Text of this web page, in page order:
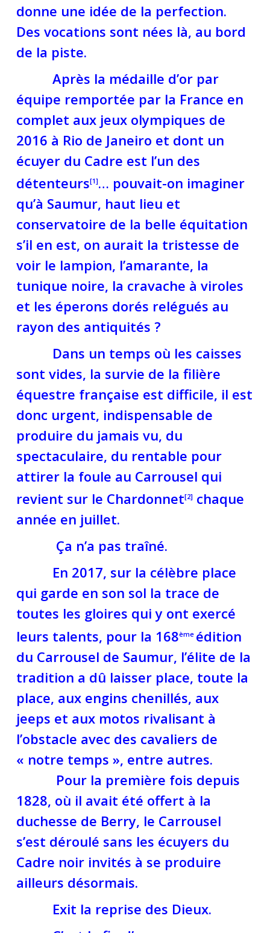
donne une idée de la perfection.
Des vocations sont nées là, au bord
de la piste.
Après la médaille d’or par
équipe remportée par la France en
complet aux jeux olympiques de
2016 à Rio de Janeiro et dont un
écuyer du Cadre est l’un des
détenteurs[1]… pouvait-on imaginer
qu’à Saumur, haut lieu et
conservatoire de la belle équitation
s’il en est, on aurait la tristesse de
voir le lampion, l’amarante, la
tunique noire, la cravache à viroles
et les éperons dorés relégués au
rayon des antiquités ?
Dans un temps où les caisses
sont vides, la survie de la filière
équestre française est difficile, il est
donc urgent, indispensable de
produire du jamais vu, du
spectaculaire, du rentable pour
attirer la foule au Carrousel qui
revient sur le Chardonnet[2] chaque
année en juillet.
Ça n’a pas traîné.
En 2017, sur la célèbre place
qui garde en son sol la trace de
toutes les gloires qui y ont exercé
leurs talents, pour la 168ème édition
du Carrousel de Saumur, l’élite de la
tradition a dû laisser place, toute la
place, aux engins chenillés, aux
jeeps et aux motos rivalisant à
l’obstacle avec des cavaliers de
« notre temps », entre autres.
Pour la première fois depuis
1828, où il avait été offert à la
duchesse de Berry, le Carrousel
s’est déroulé sans les écuyers du
Cadre noir invités à se produire
ailleurs désormais.
Exit la reprise des Dieux.